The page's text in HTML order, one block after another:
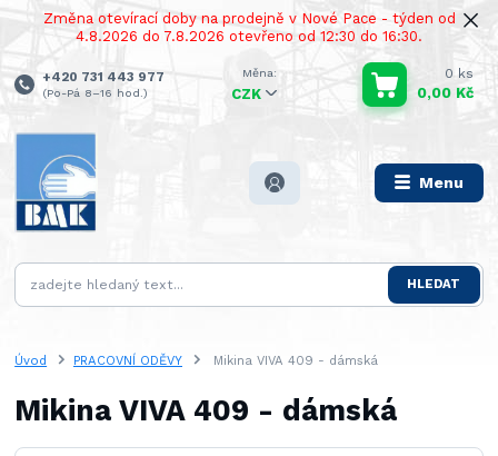
Změna otevírací doby na prodejně v Nové Pace - týden od
4.8.2026 do 7.8.2026 otevřeno od 12:30 do 16:30.
Menu
CZK
HLEDAT
+420 731 443 977
(Po-Pá 8–16 hod.)
0 ks
0,00 Kč
Úvod PRACOVNÍ ODĚVY Mikina VIVA 409 - dámská
Mikina VIVA 409 - dámská